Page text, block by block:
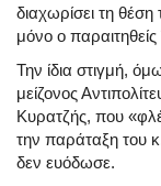
διαχωρίσει τη
μόνο ο
Την ίδια στιγμή,
μείζονος
Κυρατζής, που
την παράταξη του
δεν ευόδωσε.